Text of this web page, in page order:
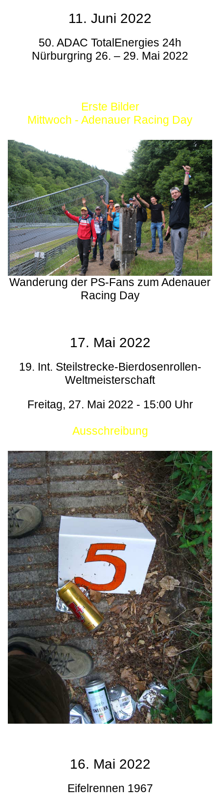
11. Juni 2022
50. ADAC TotalEnergies 24h
Nürburgring 26. – 29. Mai 2022
Erste Bilder
Mittwoch - Adenauer Racing Day
Wanderung der PS-Fans zum Adenauer
Racing Day
17. Mai 2022
19. Int. Steilstrecke-Bierdosenrollen-
Weltmeisterschaft
Freitag, 27. Mai 2022 - 15:00 Uhr
Ausschreibung
16. Mai 2022
Eifelrennen 1967